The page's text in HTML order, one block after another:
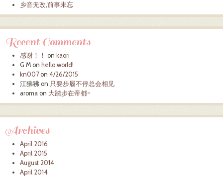
乡音无改,前事未忘
Recent Comments
感谢！！ on kaori
G M on hello world!
kn007on 4/26/2015
江狒狒 on 只要步履不停总会相见
aroma on 大踏步在帝都~
Archives
April 2016
April 2015
August 2014
April 2014